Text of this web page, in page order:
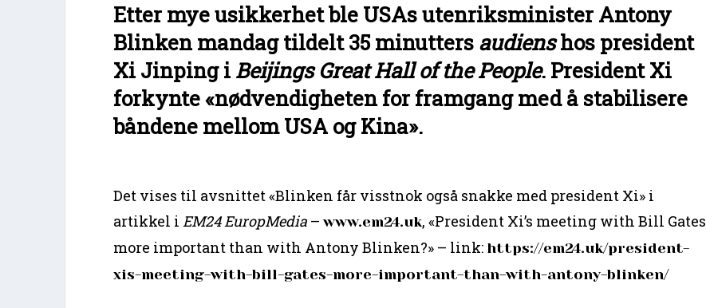
Etter mye usikkerhet ble USAs utenriksminister Antony
Blinken mandag tildelt 35 minutters audienshos president
Xi Jinping i Beijings Great Hall of the People. President Xi
forkynte «nødvendigheten for framgang med å stabilisere
båndene mellom USA og Kina».
Det vises til avsnittet «Blinken får visstnok også snakke med president Xi» i
artikkel iEM24 EuropMedia –www.em24.uk, «President Xi’s meeting with Bill Gates
more important than with Antony Blinken?» – link: https://em24.uk/president-
xis-meeting-with-bill-gates-more-important-than-with-antony-blinken/